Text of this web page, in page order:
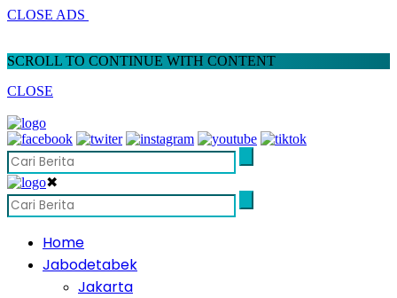
CLOSE ADS
SCROLL TO CONTINUE WITH CONTENT
CLOSE
✖
Home
Jabodetabek
Jakarta